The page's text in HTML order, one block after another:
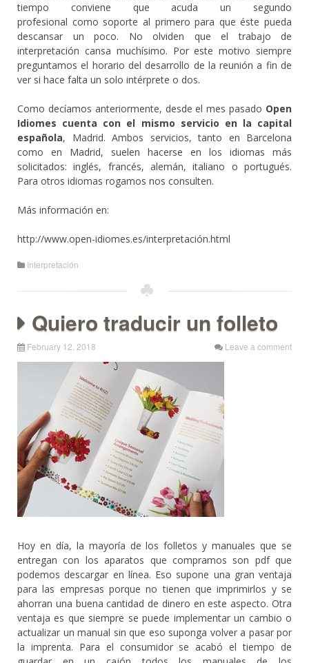
tiempo conviene que acuda un segundo
profesional como soporte al primero para que éste pueda
descansar un poco. No olviden que el trabajo de
interpretación cansa muchísimo. Por este motivo siempre
preguntamos el horario del desarrollo de la reunión a fin de
ver si hace falta un solo intérprete o dos.
Como decíamos anteriormente, desde el mes pasado Open
Idiomes cuenta con el mismo servicio en la capital
española, Madrid. Ambos servicios, tanto en Barcelona
como en Madrid, suelen hacerse en los idiomas más
solicitados: inglés, francés, alemán, italiano o portugués.
Para otros idiomas rogamos nos consulten.
Más información en:
http://www.open-idiomes.es/interpretación.html
Interpretación
Quiero traducir un folleto
February 12, 2018 Leave a comment
Hoy en día, la mayoría de los folletos y manuales que se
entregan con los aparatos que compramos son pdf que
podemos descargar en línea. Eso supone una gran ventaja
para las empresas porque no tienen que imprimirlos y se
ahorran una buena cantidad de dinero en este aspecto. Otra
ventaja es que siempre se puede implementar un cambio o
actualizar un manual sin que eso suponga volver a pasar por
la imprenta. Para el consumidor se acabó el tiempo de